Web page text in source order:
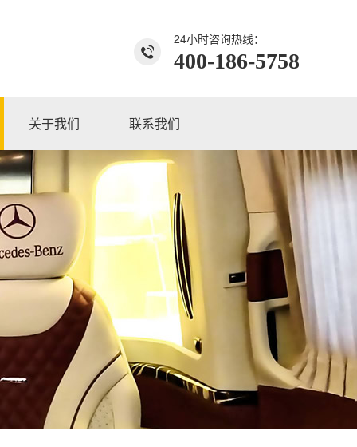
24小时咨询热线：
400-186-5758
关于我们 联系我们